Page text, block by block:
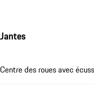
Jantes
Centre des roues avec